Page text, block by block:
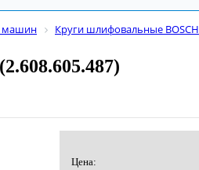
машин Круги шлифовальные BOSCH
Цена: